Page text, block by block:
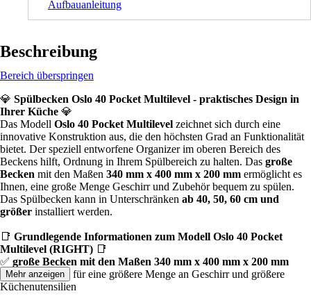
Aufbauanleitung
Beschreibung
Bereich überspringen
💎 Spülbecken Oslo 40 Pocket Multilevel - praktisches Design in
Ihrer Küche 💎
Das Modell Oslo 40 Pocket Multilevel zeichnet sich durch eine
innovative Konstruktion aus, die den höchsten Grad an Funktionalität
bietet. Der speziell entworfene Organizer im oberen Bereich des
Beckens hilft, Ordnung in Ihrem Spülbereich zu halten. Das große
Becken mit den Maßen 340 mm x 400 mm x 200 mm ermöglicht es
Ihnen, eine große Menge Geschirr und Zubehör bequem zu spülen.
Das Spülbecken kann in Unterschränken ab 40, 50, 60 cm und
größer installiert werden.
📑 Grundlegende Informationen zum Modell Oslo 40 Pocket
Multilevel (RIGHT) 📑
✅ große Becken mit den Maßen 340 mm x 400 mm x 200 mm
eignet sich ideal für eine größere Menge an Geschirr und größere
Küchenutensilien
Mehr anzeigen